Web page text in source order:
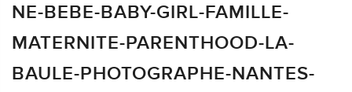
NE-BEBE-BABY-GIRL-FAMILLE-
MATERNITE-PARENTHOOD-LA-
BAULE-PHOTOGRAPHE-NANTES-